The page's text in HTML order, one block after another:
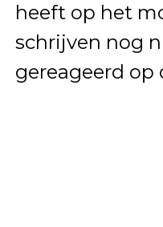
heeft op het
schrijven nog
gereageerd op